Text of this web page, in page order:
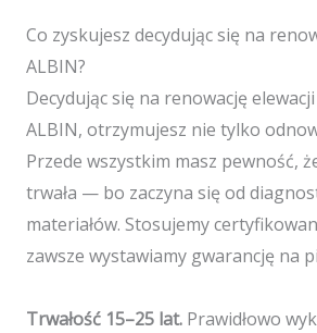
Co zyskujesz decydując się na
ALBIN?
Decydując się na renowację
ALBIN, otrzymujesz nie tylko
Przede wszystkim masz pewność,
trwała — bo zaczyna się od
materiałów. Stosujemy
zawsze wystawiamy gwarancję na
Trwałość 15–25 lat. Prawidłowo